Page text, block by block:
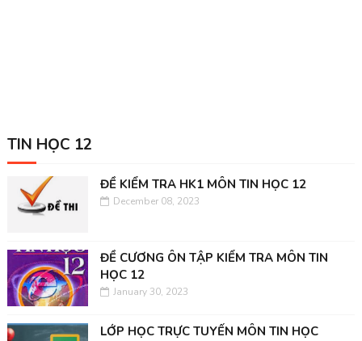
TIN HỌC 12
ĐỀ KIỂM TRA HK1 MÔN TIN HỌC 12
December 08, 2023
ĐỀ CƯƠNG ÔN TẬP KIỂM TRA MÔN TIN
HỌC 12
January 30, 2023
LỚP HỌC TRỰC TUYẾN MÔN TIN HỌC